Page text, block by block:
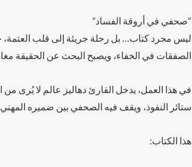
“صحفي في أروقة الفساد”
ليس مجرد كتاب… بل رحلة جريئة إلى قلب العتمة،
الصفقات في الخفاء، ويصبح البحث عن الحقيقة
في هذا العمل، يدخل القارئ دهاليز عالم لا يُرى
ستائر النفوذ، ويقف فيه الصحفي بين ضميره
هذا الكتاب: